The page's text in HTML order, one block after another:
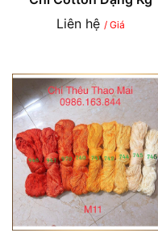
Liên hệ / Giá